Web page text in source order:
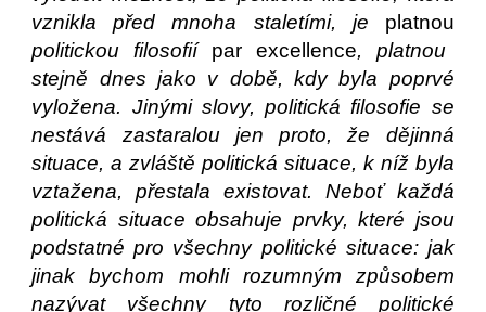
vznikla před mnoha staletími, je platnou
politickou filosofií par excellence, platnou
stejně dnes jako v době, kdy byla poprvé
vyložena. Jinými slovy, politická filosofie se
nestává zastaralou jen proto, že dějinná
situace, a zvláště politická situace, k níž byla
vztažena, přestala existovat. Neboť každá
politická situace obsahuje prvky, které jsou
podstatné pro všechny politické situace: jak
jinak bychom mohli rozumným způsobem
nazývat všechny tyto rozličné politické